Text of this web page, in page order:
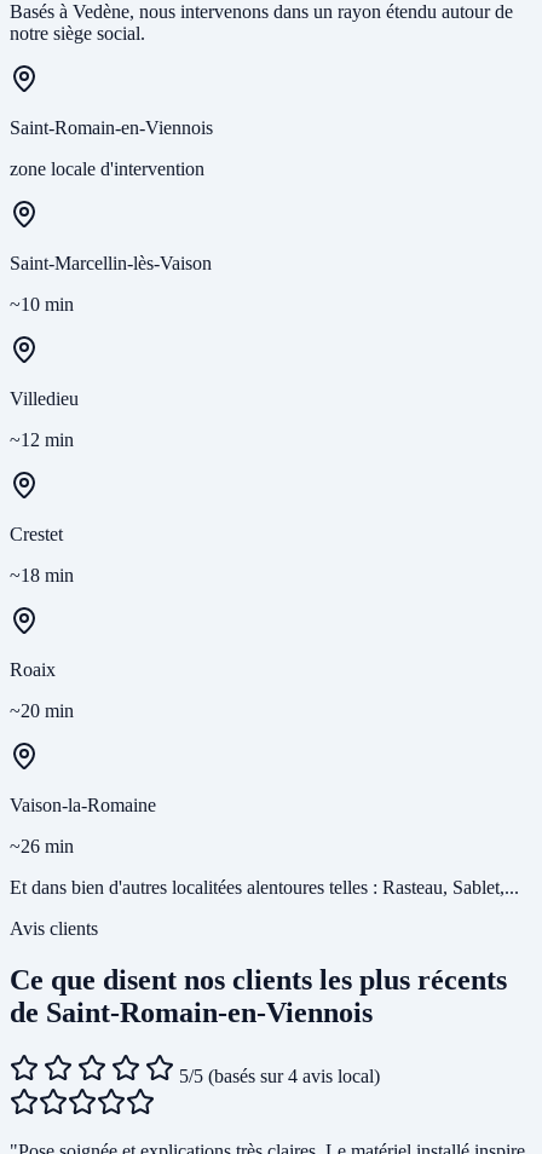
Basés à Vedène, nous intervenons dans un rayon étendu autour de
notre siège social.
Saint-Romain-en-Viennois
zone locale d'intervention
Saint-Marcellin-lès-Vaison
~10 min
Villedieu
~12 min
Crestet
~18 min
Roaix
~20 min
Vaison-la-Romaine
~26 min
Et dans bien d'autres localitées alentoures telles : Rasteau, Sablet,...
Avis clients
Ce que disent nos clients les plus récents
de Saint-Romain-en-Viennois
5/5 (basés sur 4 avis local)